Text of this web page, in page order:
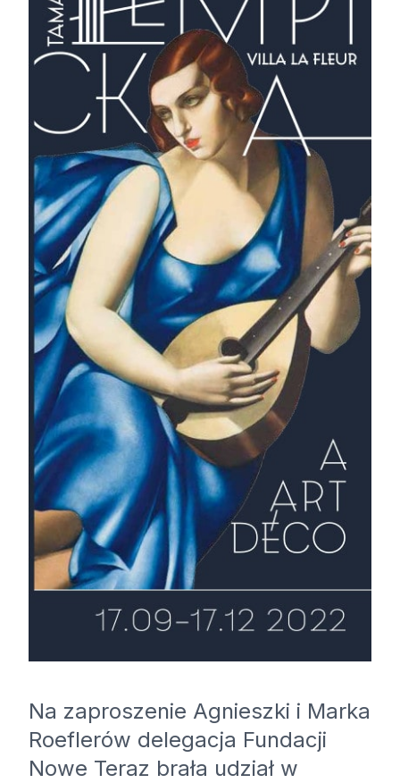
Na zaproszenie Agnieszki i Marka
Roeflerów delegacja Fundacji
Nowe Teraz brała udział w